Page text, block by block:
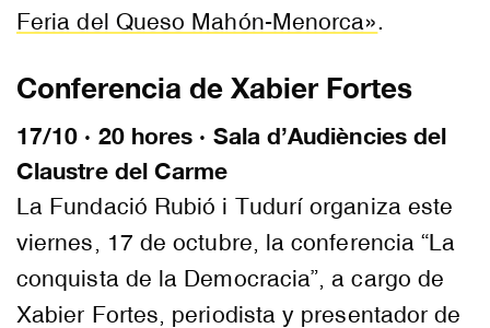
Feria del Queso Mahón-Menorca».
Conferencia de Xabier Fortes
17/10 · 20 hores · Sala d’Audiències del
Claustre del Carme
La Fundació Rubió i Tudurí organiza este
viernes, 17 de octubre, la conferencia “La
conquista de la Democracia”, a cargo de
Xabier Fortes, periodista y presentador de